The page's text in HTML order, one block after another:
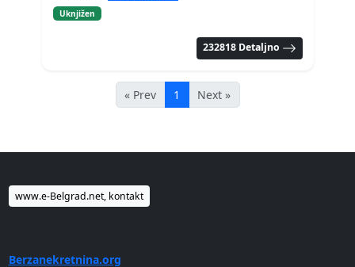
Uknjižen
232818 Detaljno
« Prev 1 Next »
www.e-Belgrad.net, kontakt
Berzanekretnina.org